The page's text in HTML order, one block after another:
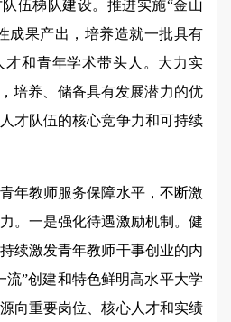
伍梯队建设。推进实施“金山
成果产出，培养造就一批具有
才和青年学术带头人。大力实
培养、储备具有发展潜力的优
才队伍的核心竞争力和可持续
年教师服务保障水平，不断激
。一是强化待遇激励机制。健
续激发青年教师干事创业的内
流”创建和特色鲜明高水平大学
向重要岗位、核心人才和实绩